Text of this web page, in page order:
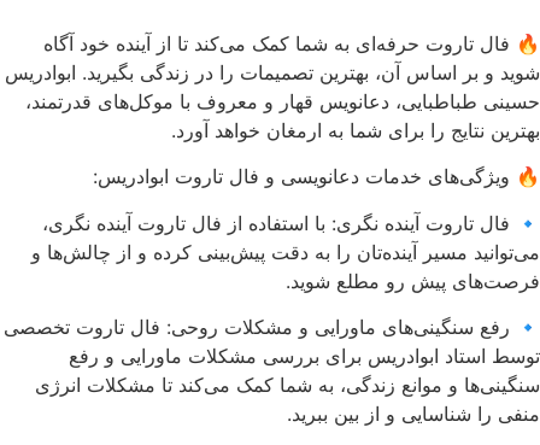
🔥 فال تاروت حرفه‌ای به شما کمک می‌کند تا از آینده خود آگاه
شوید و بر اساس آن، بهترین تصمیمات را در زندگی بگیرید. ابوادریس
حسینی طباطبایی، دعانویس قهار و معروف با موکل‌های قدرتمند،
بهترین نتایج را برای شما به ارمغان خواهد آورد.
🔥 ویژگی‌های خدمات دعانویسی و فال تاروت ابوادریس:
🔹 فال تاروت آینده نگری: با استفاده از فال تاروت آینده نگری،
می‌توانید مسیر آینده‌تان را به دقت پیش‌بینی کرده و از چالش‌ها و
فرصت‌های پیش رو مطلع شوید.
🔹 رفع سنگینی‌های ماورایی و مشکلات روحی: فال تاروت تخصصی
توسط استاد ابوادریس برای بررسی مشکلات ماورایی و رفع
سنگینی‌ها و موانع زندگی، به شما کمک می‌کند تا مشکلات انرژی
منفی را شناسایی و از بین ببرید.